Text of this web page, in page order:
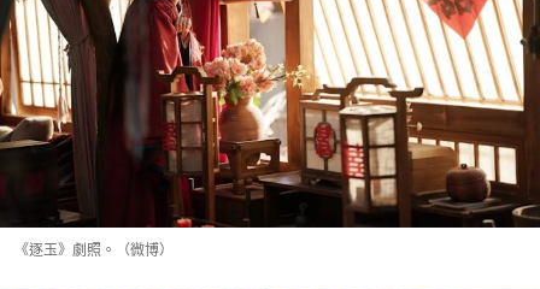
《逐玉》劇照。（微博）